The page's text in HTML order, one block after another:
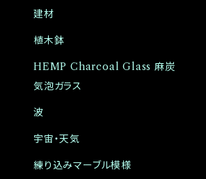
建材
植木鉢
HEMP Charcoal Glass 麻炭
気泡ガラス
波
宇宙・天気
練り込みマーブル模様